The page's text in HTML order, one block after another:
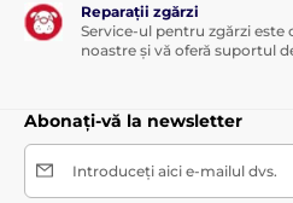
Reparații zgărzi
Service-ul pentru zgărzi este
noastre și vă oferă suportul
Abonați-vă la newsletter
Introduceți aici e-mailul dvs.